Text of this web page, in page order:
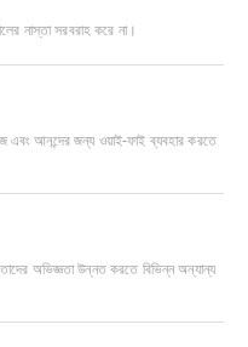
নাস্তা সরবরাহ করে না।
এবং আনন্দের জন্য ওয়াই-ফাই ব্যবহার করতে
অভিজ্ঞতা উন্নত করতে বিভিন্ন অন্যান্য